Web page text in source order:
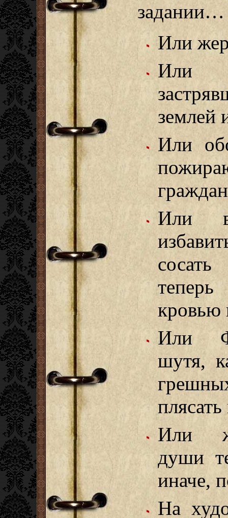
задании…
Или
Или
землей
Или
граждан
Или
кровью
Или
шутя,
Или
души
иначе,
На